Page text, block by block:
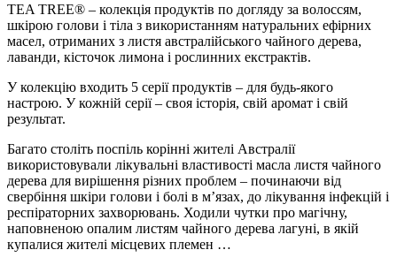
TEA TREE® – колекція продуктів по догляду за волоссям,
шкірою голови і тіла з використанням натуральних ефірних
масел, отриманих з листя австралійського чайного дерева,
лаванди, кісточок лимона і рослинних екстрактів.
У колекцію входить 5 серії продуктів – для будь-якого
настрою. У кожній серії – своя історія, свій аромат і свій
результат.
Багато століть поспіль корінні жителі Австралії
використовували лікувальні властивості масла листя чайного
дерева для вирішення різних проблем – починаючи від
свербіння шкіри голови і болі в м’язах, до лікування інфекцій і
респіраторних захворювань. Ходили чутки про магічну,
наповненою опалим листям чайного дерева лагуні, в якій
купалися жителі місцевих племен …